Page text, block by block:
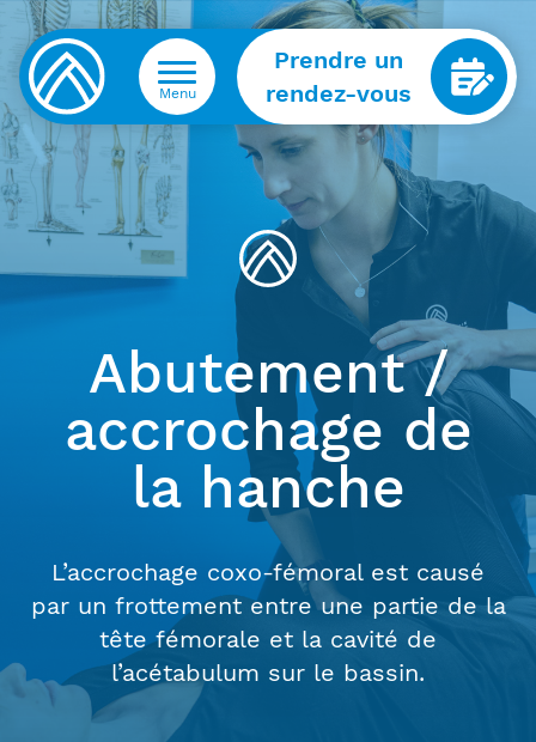
Menu
Prendre un
rendez-vous
Abutement /
accrochage de
la hanche
L’accrochage coxo-fémoral est causé
par un frottement entre une partie de la
tête fémorale et la cavité de
l’acétabulum sur le bassin.